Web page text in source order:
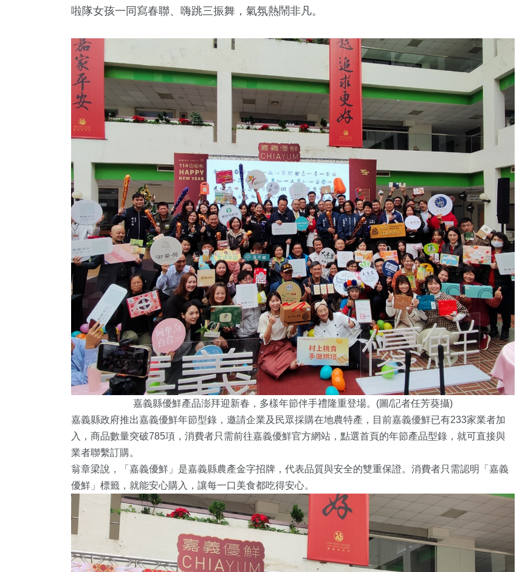
啦隊女孩一同寫春聯、嗨跳三振舞， 氣氛熱鬧非凡。
嘉義縣優鮮產品澎拜迎新春，多樣年節伴手禮隆重登場。(圖/記者任芳葵攝)
嘉義縣政府推出嘉義優鮮年節型錄， 邀請企業及民眾採購在地農特產， 目前嘉義優鮮已有233家業者加
入，商品數量突破785項， 消費者只需前往嘉義優鮮官方網站，點選首頁的年節產品型錄， 就可直接與
業者聯繫訂購。
翁章梁說，「嘉義優鮮」是嘉義縣農產金字招牌， 代表品質與安全的雙重保證。消費者只需認明「嘉義
優鮮」標籤， 就能安心購入，讓每一口美食都吃得安心。
+
+
兩岸佛教文化交
240+
藝文
307+
熱門
15+
評論
2+
福建林公信俗文
化專區
8+
綜藝
10+
演唱會
1+
兩岸藝苑天地
1542